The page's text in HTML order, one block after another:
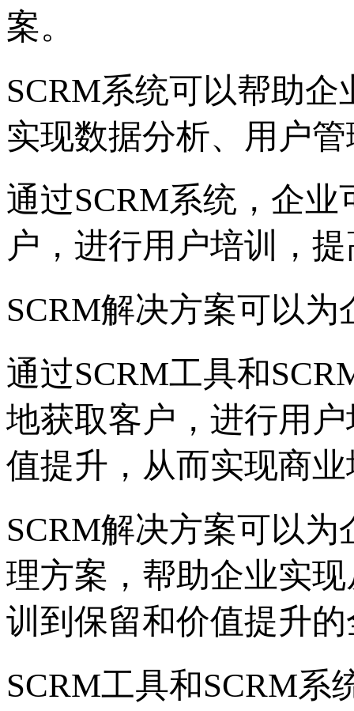
案。
SCRM系统可以帮助
实现数据分析、用户
通过SCRM系统，企
户，进行用户培训，
SCRM解决方案可以
通过SCRM工具和
地获取客户，进行用
值提升，从而实现商
SCRM解决方案可以
理方案，帮助企业实
训到保留和价值提升
SCRM工具和SCRM系